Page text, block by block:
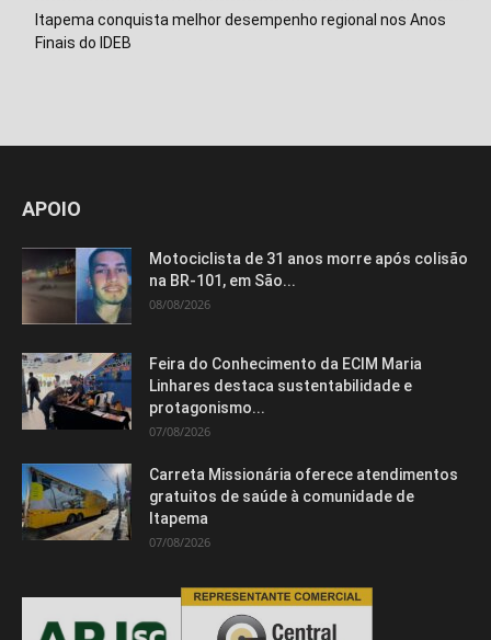
Itapema conquista melhor desempenho regional nos Anos
Finais do IDEB
APOIO
Motociclista de 31 anos morre após colisão
na BR-101, em São...
08/08/2026
Feira do Conhecimento da ECIM Maria
Linhares destaca sustentabilidade e
protagonismo...
07/08/2026
Carreta Missionária oferece atendimentos
gratuitos de saúde à comunidade de
Itapema
07/08/2026